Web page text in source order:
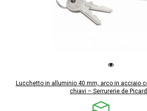
Lucchetto in alluminio 40 mm, arco in acciaio
chiavi – Serrurerie de